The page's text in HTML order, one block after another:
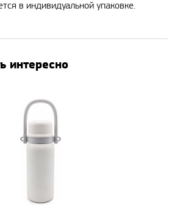
в индивидуальной упаковке.
интересно